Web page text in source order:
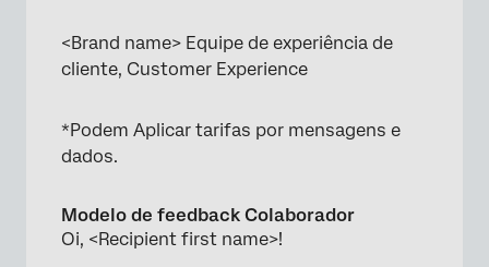
<Brand name> Equipe de experiência de
cliente, Customer Experience
*Podem Aplicar tarifas por mensagens e
dados.
Modelo de feedback Colaborador
Oi, <Recipient first name>!